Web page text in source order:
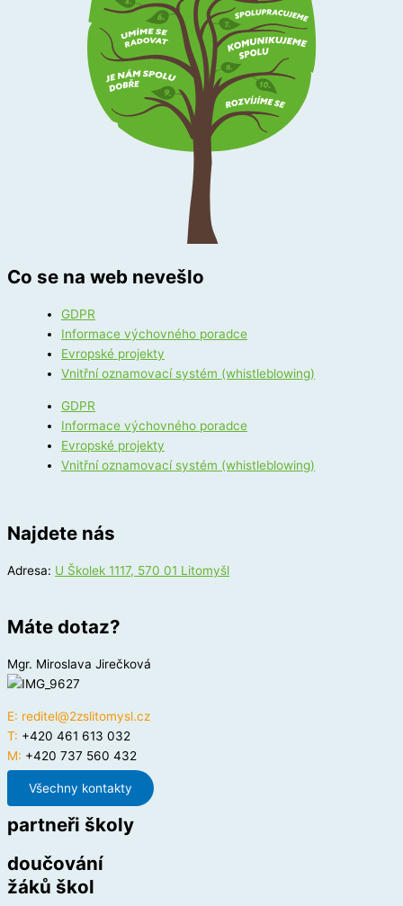
Co se na web nevešlo
GDPR
Informace výchovného poradce
Evropské projekty
Vnitřní oznamovací systém (whistleblowing)
GDPR
Informace výchovného poradce
Evropské projekty
Vnitřní oznamovací systém (whistleblowing)
Najdete nás
Adresa: U Školek 1117, 570 01 Litomyšl
Máte dotaz?
Mgr. Miroslava Jirečková
E: reditel@2zslitomysl.cz
T: +420 461 613 032
M: +420 737 560 432
Všechny kontakty
partneři školy
doučování
žáků škol